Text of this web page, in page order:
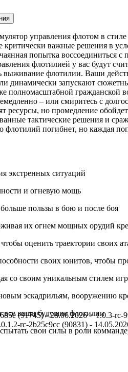
управления флотом в
критически важные решения в
попытка воссоединиться с
флотилией у вас будут
выживание флотилии. Ваши
динамически запускают
полномасштабной
– или смиритесь с
ресурсы, но промедление
тактические решения и
погибнет, но каждая
экстренных ситуаций
и огневую мощь
пользы в бою и после боя
их огнем мощных орудий
оценить траектории своих
своих юнитов, чтобы
со своим уникальным стилем
эскадрильям, вооружению
все ваши будущие флотилии
свои силы в роли
(91745) - 28.06.2026 > 1.0.3-
rc-2b25c9cc (90831) -